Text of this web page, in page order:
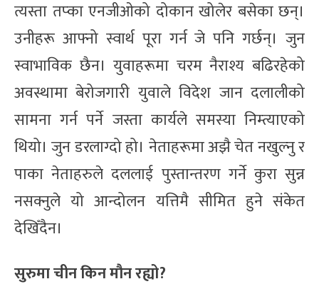
त्यस्ता तप्का एनजीओको दोकान खोलेर बसेका छन्।
उनीहरू आफ्नो स्वार्थ पूरा गर्न जे पनि गर्छन्। जुन
स्वाभाविक छैन। युवाहरूमा चरम नैराश्य बढिरहेको
अवस्थामा बेरोजगारी युवाले विदेश जान दलालीको
सामना गर्न पर्ने जस्ता कार्यले समस्या निम्त्याएको
थियो। जुन डरलाग्दो हो। नेताहरूमा अझै चेत नखुल्नु र
पाका नेताहरुले दललाई पुस्तान्तरण गर्ने कुरा सुन्न
नसक्नुले यो आन्दोलन यत्तिमै सीमित हुने संकेत
देखिँदैन।
सुरुमा चीन किन मौन रह्यो?